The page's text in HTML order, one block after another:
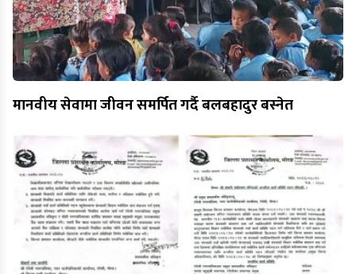
मानवीय सेवामा जीवन समर्पित गर्दै बलबहादुर बस्नेत